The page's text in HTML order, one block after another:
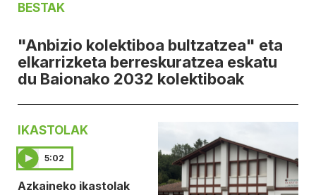
BESTAK
"Anbizio kolektiboa bultzatzea" eta
elkarrizketa berreskuratzea eskatu
du Baionako 2032 kolektiboak
IKASTOLAK
5:02
Azkaineko ikastolak